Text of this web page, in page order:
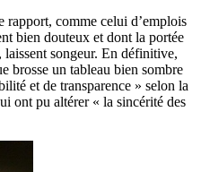
rapport, comme celui d’emplois
bien douteux et dont la portée
songeur. En définitive,
brosse un tableau bien sombre
et de transparence » selon la
ont pu altérer « la sincérité des